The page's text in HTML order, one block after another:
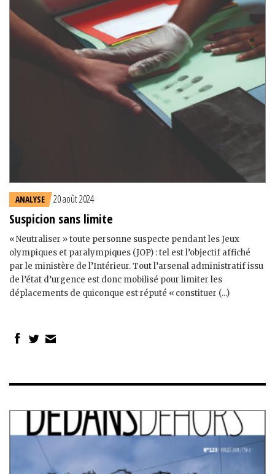
ANALYSE 20 août 2024
Suspicion sans limite
« Neutraliser » toute personne suspecte pendant les Jeux
olympiques et paralympiques (JOP) : tel est l’objectif affiché
par le ministère de l’Intérieur. Tout l’arsenal administratif issu
de l’état d’urgence est donc mobilisé pour limiter les
déplacements de quiconque est réputé « constituer (...)